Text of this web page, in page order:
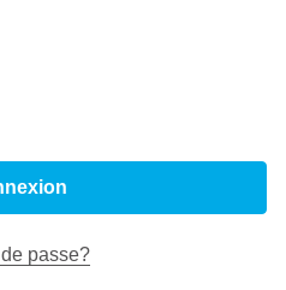
passe?